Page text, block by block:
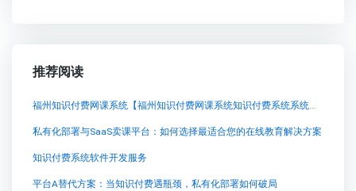
推荐阅读
福州知识付费网课系统【福州知识付费网课系统知识付费系统系统怎么制作，知识付费系统搭建使用教程】
私有化部署与SaaS卖课平台：如何选择最适合您的在线教育解决方案
知识付费系统软件开发服务
平台A替代方案：当知识付费遇瓶颈，私有化部署如何破局